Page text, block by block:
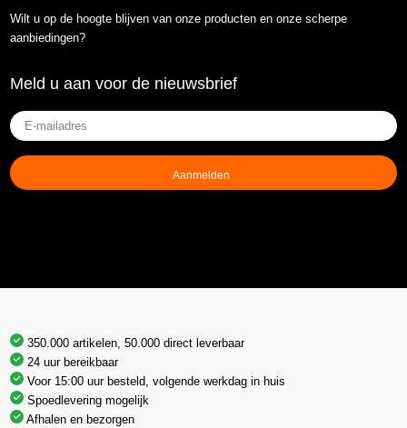
Wilt u op de hoogte blijven van onze producten en onze scherpe
aanbiedingen?
Meld u aan voor de nieuwsbrief
E-
mailadres
(Vereist)
350.000 artikelen, 50.000 direct leverbaar
24 uur bereikbaar
Voor 15:00 uur besteld, volgende werkdag in huis
Spoedlevering mogelijk
Afhalen en bezorgen